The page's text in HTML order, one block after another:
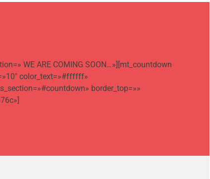
WE ARE COMING SOON…»][mt_countdown
color_text=»#ffffff»
border_top=»»